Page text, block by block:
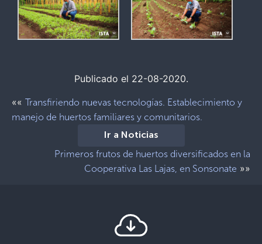
Publicado el 22-08-2020.
«« Transfiriendo nuevas tecnologías. Establecimiento y
manejo de huertos familiares y comunitarios.
Ir a Noticias
Primeros frutos de huertos diversificados en la
Cooperativa Las Lajas, en Sonsonate »»